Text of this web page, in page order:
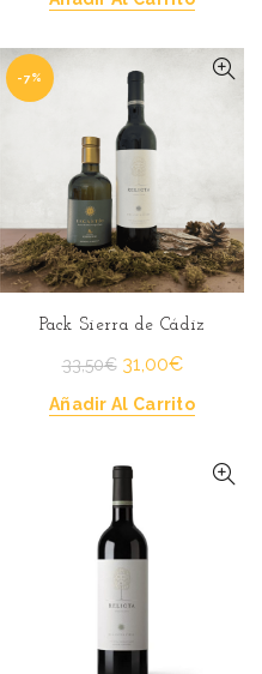
original
era:
34,00€.
actual
es:
31,00€.
-7%
Pack Sierra de Cádiz
33,50€ El
precio
original
33,50€.
31,00€El
actual
31,00€.
Añadir Al Carrito